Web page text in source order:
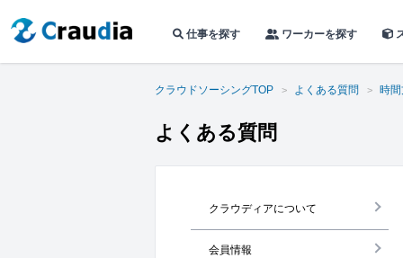
仕事を探す ワーカーを探す
クラウドソーシングTOP よくある質問 時
よくある質問
クラウディアについて
会員情報